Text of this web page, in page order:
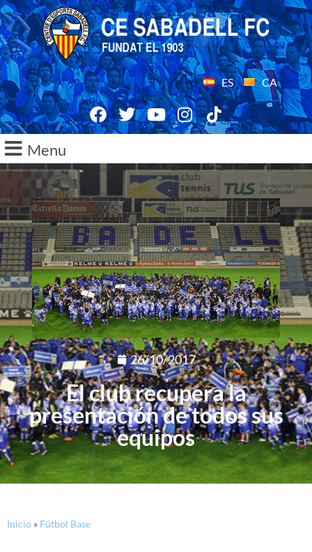
ES CA
Menu
26/10/2017
El club recupera la
presentación de todos sus
equipos
Inicio » Fútbol Base